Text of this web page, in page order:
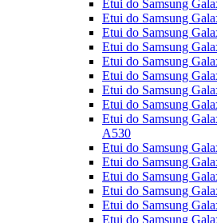
Etui do Samsung
Etui do Samsung
Etui do Samsung
Etui do Samsung
Etui do Samsung
Etui do Samsung
Etui do Samsung
Etui do Samsung
Etui do Samsung
A530
Etui do Samsung
Etui do Samsung
Etui do Samsung
Etui do Samsung
Etui do Samsung
Etui do Samsung